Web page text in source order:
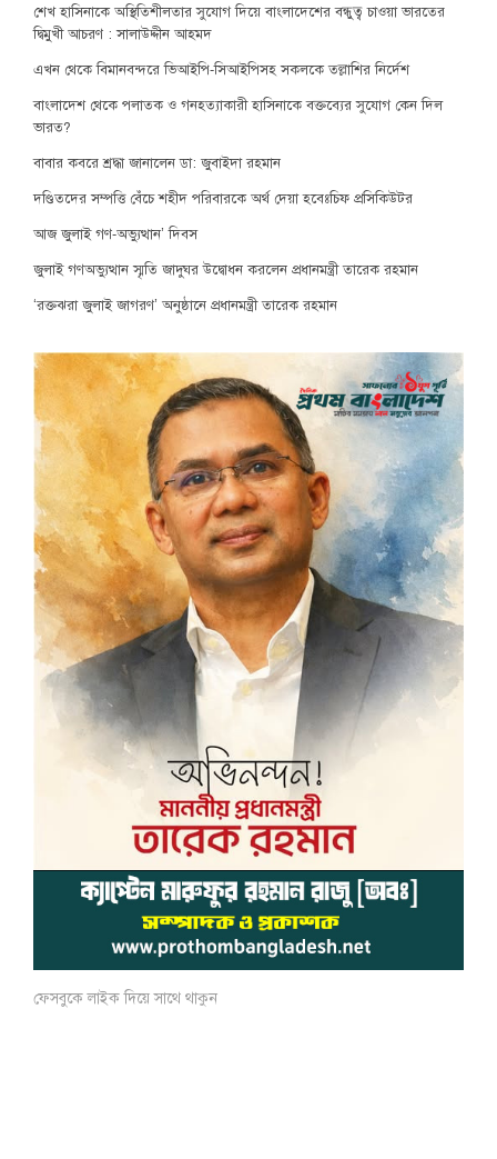
শেখ হাসিনাকে অস্থিতিশীলতার সুযোগ দিয়ে বাংলাদেশের বন্ধুত্ব চাওয়া ভারতের
দ্বিমুখী আচরণ : সালাউদ্দীন আহমদ
এখন থেকে বিমানবন্দরে ভিআইপি-সিআইপিসহ সকলকে তল্লাশির নির্দেশ
বাংলাদেশ থেকে পলাতক ও গনহত্যাকারী হাসিনাকে বক্তব্যের সুযোগ কেন দিল
ভারত?
বাবার কবরে শ্রদ্ধা জানালেন ডা: জুবাইদা রহমান
দণ্ডিতদের সম্পত্তি বেঁচে শহীদ পরিবারকে অর্থ দেয়া হবেঃচিফ প্রসিকিউটর
আজ জুলাই গণ-অভ্যুত্থান’ দিবস
জুলাই গণঅভ্যুত্থান স্মৃতি জাদুঘর উদ্বোধন করলেন প্রধানমন্ত্রী তারেক রহমান
‘রক্তঝরা জুলাই জাগরণ’ অনুষ্ঠানে প্রধানমন্ত্রী তারেক রহমান
ফেসবুকে লাইক দিয়ে সাথে থাকুন